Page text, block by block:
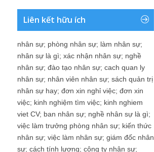
Liên kết hữu ích
nhân sự; phòng nhân sự; làm nhân sự;
nhân sự là gì; xác nhận nhân sự; nghề
nhân sự; đào tạo nhân sự; cach quan ly
nhân sự; nhân viên nhân sự; sách quản trị
nhân sự hay; đơn xin nghỉ việc; đơn xin
việc; kinh nghiệm tìm việc; kinh nghiem
viet CV; ban nhân sự; nghề nhân sự là gì;
việc làm trưởng phòng nhân sự; kiến thức
nhân sự; việc làm nhân sự; giám đốc nhân
sự; cách tính lương; công ty nhân sự;